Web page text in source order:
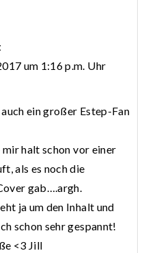
um 1:16 p.m. Uhr
ein großer Estep-Fan
halt schon vor einer
als es noch die
gab….argh.
ja um den Inhalt und
schon sehr gespannt!
<3 Jill